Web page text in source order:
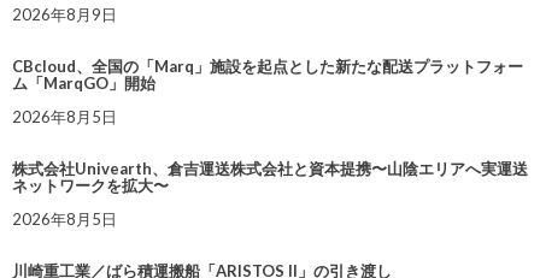
2026年8月9日
CBcloud、全国の「Marq」施設を起点とした新たな配送プラットフォー
ム「MarqGO」開始
2026年8月5日
株式会社Univearth、倉吉運送株式会社と資本提携〜山陰エリアへ実運送
ネットワークを拡大〜
2026年8月5日
川崎重工業／ばら積運搬船「ARISTOS II」の引き渡し